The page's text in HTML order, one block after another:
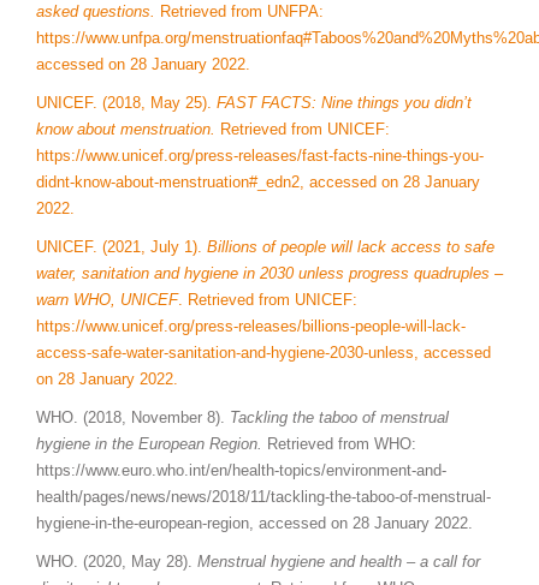
asked questions.
Retrieved from UNFPA:
https://www.unfpa.org/
accessed on 28 January 2022.
UNICEF. (2018, May 25). FAST FACTS: Nine things you didn’t
know about menstruation. Retrieved from UNICEF:
https://www.unicef.org/press-releases/fast-facts-nine-things-you-
didnt-know-about-menstruation#_edn2, accessed on 28 January
2022.
UNICEF. (2021, July 1). Billions of people will lack access to safe
water, sanitation and hygiene in 2030 unless progress quadruples –
warn WHO, UNICEF. Retrieved from UNICEF:
https://www.unicef.org/press-releases/billions-people-will-lack-
access-safe-water-sanitation-and-hygiene-2030-unless, accessed
on 28 January 2022.
WHO. (2018, November 8). Tackling the taboo of menstrual
hygiene in the European Region. Retrieved from WHO:
https://www.euro.who.int/en/health-topics/environment-and-
health/pages/news/news/2018/11/tackling-the-taboo-of-menstrual-
hygiene-in-the-european-region, accessed on 28 January 2022.
WHO. (2020, May 28). Menstrual hygiene and health – a call for